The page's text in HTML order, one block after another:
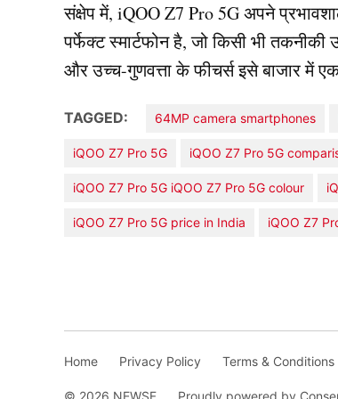
संक्षेप में, iQOO Z7 Pro 5G अपने
पर्फेक्ट स्मार्टफोन है, जो किसी भी
और उच्च-गुणवत्ता के फीचर्स इसे बाजार में
TAGGED: 64MP camera smartphones
iQOO Z7 Pro 5G iQOO Z7 Pro 5G
iQOO Z7 Pro 5G iQOO Z7 Pro 5G colour
iQOO Z7 Pro 5G price in India iQOO Z7
Home Privacy Policy Terms & Conditions